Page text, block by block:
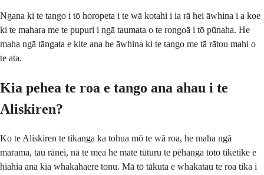
Ngana ki te tango i tō horopeta i te wā kotahi i ia rā hei āwhina i a koe
ki te mahara me te pupuri i ngā taumata o te rongoā i tō pūnaha. He
maha ngā tāngata e kite ana he āwhina ki te tango me tā rātou mahi o
te ata.
Kia pehea te roa e tango ana ahau i te
Aliskiren?
Ko te Aliskiren te tikanga ka tohua mō te wā roa, he maha ngā
marama, tau rānei, nā te mea he mate tūturu te pēhanga toto tiketike e
hiahia ana kia whakahaere tonu. Mā tō tākuta e whakatau te roa tika i